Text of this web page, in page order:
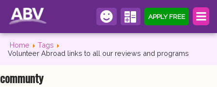
APPLY FREE
Home
Tags
Volunteer Abroad links to all our reviews and programs
communty